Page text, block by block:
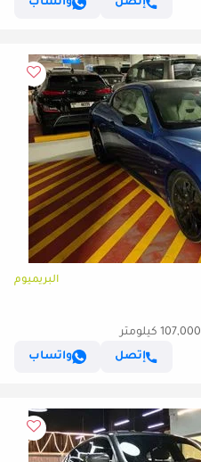
البريميوم
107,000 كيلومتر
إتصل
واتساب